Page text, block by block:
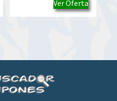
original
era:
actual
es:
Ver Oferta